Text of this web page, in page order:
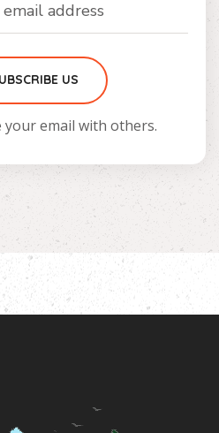
US
your email with others.